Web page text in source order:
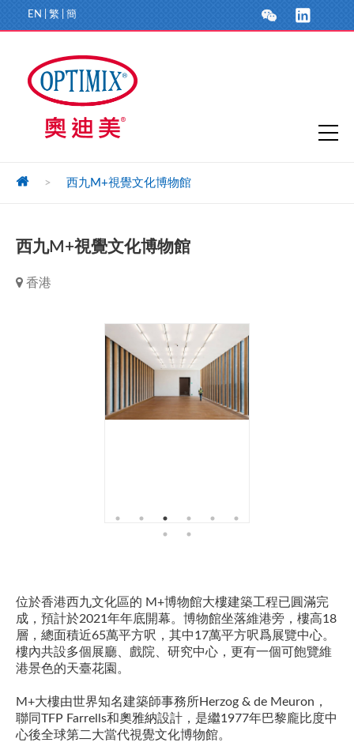
EN 繁 簡
> 西九M+視覺文化博物館
西九M+視覺文化博物館
香港
位於香港西九文化區的 M+博物館大樓建築工程已圓滿完
成，預計於2021年年底開幕。博物館坐落維港旁，樓高18
層，總面積近65萬平方呎，其中17萬平方呎爲展覽中心。
樓內共設多個展廳、戲院、研究中心，更有一個可飽覽維
港景色的天臺花園。
M+大樓由世界知名建築師事務所Herzog & de Meuron，
聯同TFP Farrells和奧雅納設計，是繼1977年巴黎龐比度中
心後全球第二大當代視覺文化博物館。